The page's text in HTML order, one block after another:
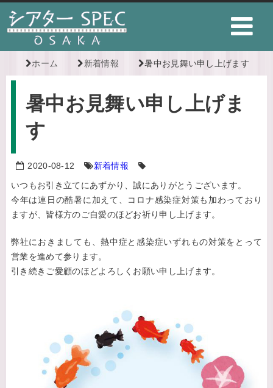
ホーム 新着情報 暑中お見舞い申し上げます
暑中お見舞い申し上げま
す
2020-08-12
新着情報
いつもお引き立てにあずかり、誠にありがとうございます。
今年は連日の酷暑に加えて、コロナ感染症対策も加わっており
ますが、皆様方のご自愛のほどお祈り申し上げます。
弊社におきましても、熱中症と感染症いずれもの対策をとって
営業を進めて参ります。
引き続きご愛顧のほどよろしくお願い申し上げます。